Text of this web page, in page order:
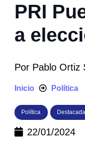
PRI
a
Por Pablo Ortiz
Inicio Política
Política Destacada
22/01/2024